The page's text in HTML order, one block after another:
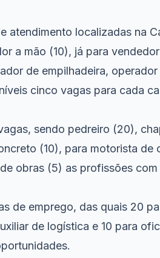
atendimento localizadas na
a mão (10), já para
de empilhadeira, operador
cinco vagas para cada
sendo pedreiro (20),
(10), para motorista de
obras (5) as profissões
de emprego, das quais 20
de logística e 10 para